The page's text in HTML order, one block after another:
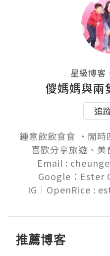
星級博客
儍媽媽與兩
追
鍾意飲飲食食 ‧閒
喜歡分享旅遊、
Email :
Google：Ester
推薦博客